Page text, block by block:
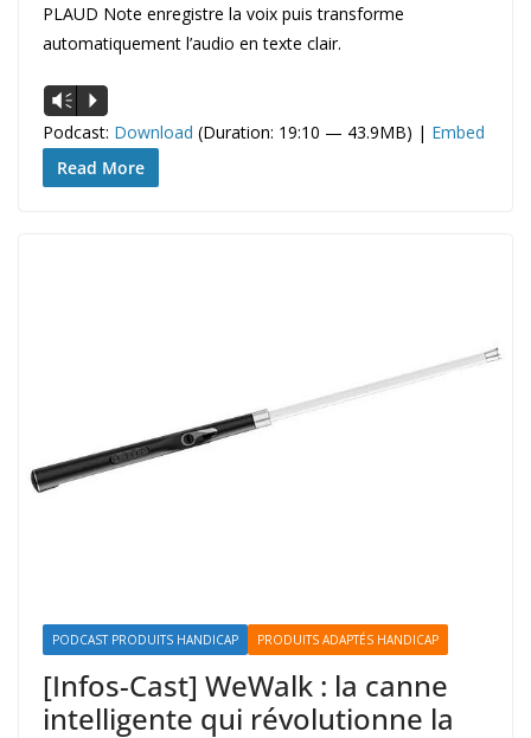
PLAUD Note enregistre la voix puis transforme
automatiquement l’audio en texte clair.
Lecteur
audio
Vm P
Podcast: Download (Duration: 19:10 — 43.9MB) | Embed
Read More
PODCAST PRODUITS HANDICAP PRODUITS ADAPTÉS HANDICAP
[Infos-Cast] WeWalk : la canne
intelligente qui révolutionne la